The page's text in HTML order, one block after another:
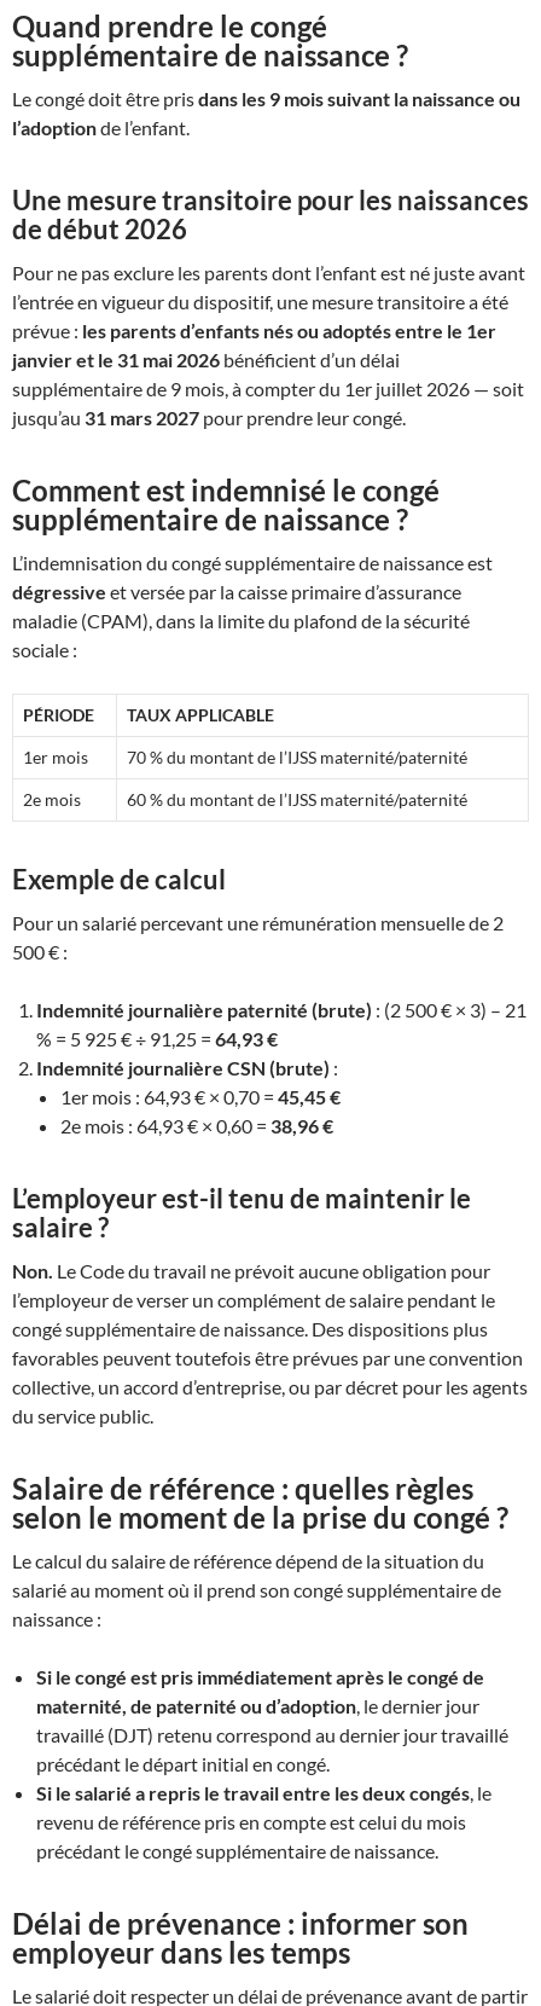
Quand prendre le congé
supplémentaire de naissance ?
Le congé doit être prisdans les 9 mois suivant la naissance ou
l’adoptionde l’enfant.
Une mesure transitoire pour les naissances
de début 2026
Pour ne pas exclure les parents dont l’enfant est né juste avant
l’entrée en vigueur du dispositif, une mesure transitoire a été
prévue : les parents d’enfants nés ou adoptés entre le 1er
janvier et le 31 mai 2026 bénéficient d’un délai
supplémentaire de 9 mois, à compter du 1er juillet 2026 — soit
jusqu’au 31 mars 2027 pour prendre leur congé.
Comment est indemnisé le congé
supplémentaire de naissance ?
L’indemnisation du congé supplémentaire de naissance est
dégressive et versée par la caisse primaire d’assurance
maladie (CPAM), dans la limite du plafond de la sécurité
sociale :
PÉRIODE TAUX APPLICABLE
1er mois 70 % du montant de l’IJSS maternité/paternité
2e mois 60 % du montant de l’IJSS maternité/paternité
Exemple de calcul
Pour un salarié percevant une rémunération mensuelle de 2
500 € :
Indemnité journalière paternité (brute) : (2 500 € × 3) – 21
% = 5 925 € ÷ 91,25 = 64,93 €
Indemnité journalière CSN (brute) :
1er mois : 64,93 € × 0,70 = 45,45 €
2e mois : 64,93 € × 0,60 = 38,96 €
L’employeur est-il tenu de maintenir le
salaire ?
Non. Le Code du travail ne prévoit aucune obligation pour
l’employeur de verser un complément de salaire pendant le
congé supplémentaire de naissance. Des dispositions plus
favorables peuvent toutefois être prévues par une convention
collective, un accord d’entreprise, ou par décret pour les agents
du service public.
Salaire de référence : quelles règles
selon le moment de la prise du congé ?
Le calcul du salaire de référence dépend de la situation du
salarié au moment où il prend son congé supplémentaire de
naissance :
Si le congé est pris immédiatement après le congé de
maternité, de paternité ou d’adoption, le dernier jour
travaillé (DJT) retenu correspond au dernier jour travaillé
précédant le départ initial en congé.
Si le salarié a repris le travail entre les deux congés, le
revenu de référence pris en compte est celui du mois
précédant le congé supplémentaire de naissance.
Délai de prévenance : informer son
employeur dans les temps
Le salarié doit respecter un délai de prévenance avant de partir